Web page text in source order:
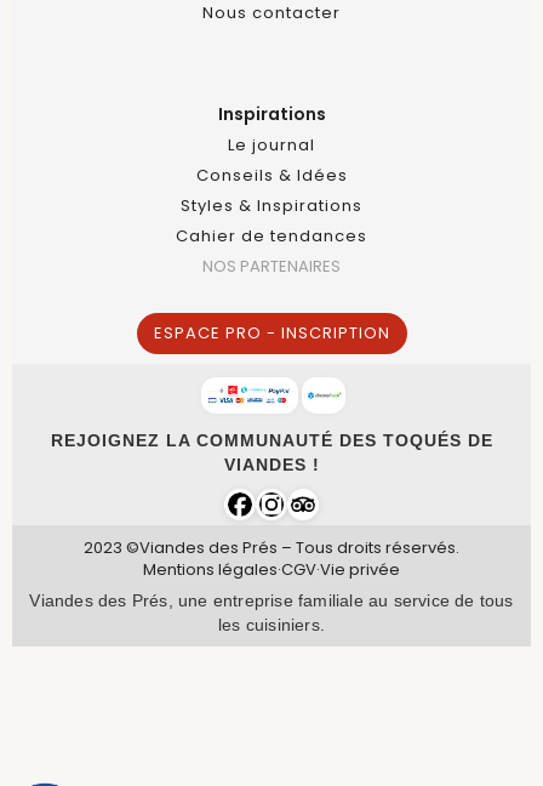
Nous contacter
Inspirations
Le journal
Conseils & Idées
Styles & Inspirations
Cahier de tendances
NOS PARTENAIRES
ESPACE PRO - INSCRIPTION
REJOIGNEZ LA COMMUNAUTÉ DES TOQUÉS DE
VIANDES !
2023 ©Viandes des Prés – Tous droits réservés.
Mentions légales·CGV·Vie privée
Viandes des Prés, une entreprise familiale au service de tous
les cuisiniers.